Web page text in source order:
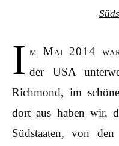
I m Mai 2014
der USA
Richmond, im
dort aus haben wir,
Südstaaten, von